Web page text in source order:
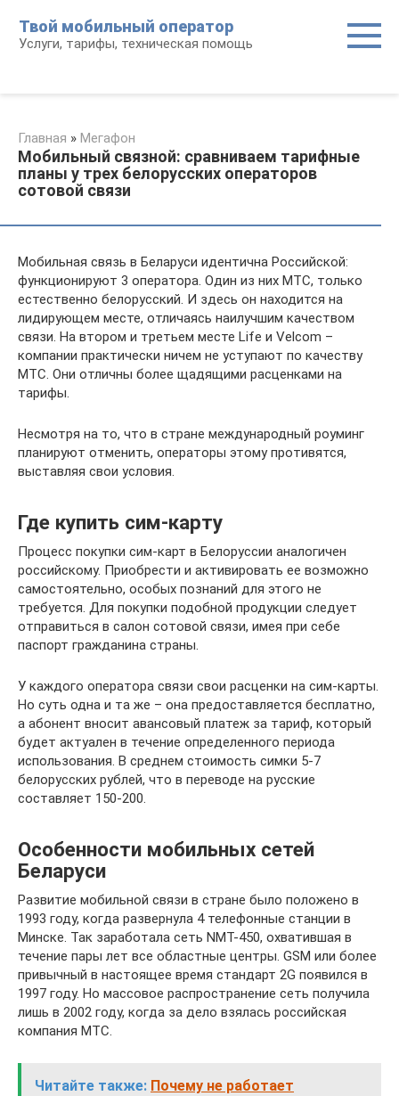
контенту
Твой мобильный оператор
Услуги, тарифы, техническая помощь
Главная » Мегафон
Мобильный связной: сравниваем тарифные
планы у трех белорусских операторов
сотовой связи
Мобильная связь в Беларуси идентична Российской:
функционируют 3 оператора. Один из них МТС, только
естественно белорусский. И здесь он находится на
лидирующем месте, отличаясь наилучшим качеством
связи. На втором и третьем месте Life и Velcom –
компании практически ничем не уступают по качеству
МТС. Они отличны более щадящими расценками на
тарифы.
Несмотря на то, что в стране международный роуминг
планируют отменить, операторы этому противятся,
выставляя свои условия.
Где купить сим-карту
Процесс покупки сим-карт в Белоруссии аналогичен
российскому. Приобрести и активировать ее возможно
самостоятельно, особых познаний для этого не
требуется. Для покупки подобной продукции следует
отправиться в салон сотовой связи, имея при себе
паспорт гражданина страны.
У каждого оператора связи свои расценки на сим-карты.
Но суть одна и та же – она предоставляется бесплатно,
а абонент вносит авансовый платеж за тариф, который
будет актуален в течение определенного периода
использования. В среднем стоимость симки 5-7
белорусских рублей, что в переводе на русские
составляет 150-200.
Особенности мобильных сетей
Беларуси
Развитие мобильной связи в стране было положено в
1993 году, когда развернула 4 телефонные станции в
Минске. Так заработала сеть NMT-450, охватившая в
течение пары лет все областные центры. GSM или более
привычный в настоящее время стандарт 2G появился в
1997 году. Но массовое распространение сеть получила
лишь в 2002 году, когда за дело взялась российская
компания МТС.
Читайте также: Почему не работает